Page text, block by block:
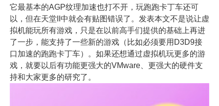
它最基本的AGP纹理加速也打不开，玩跑跑卡丁车还可
以，但在天堂II中就会有贴图错误了。发表本文不是说让虚
拟机能玩所有游戏，只是在以前高手们提供的基础上再进
了一步，能支持了一些新的游戏（比如必须要用D3D9接
口加速的跑跑卡丁车）。如果还想通过虚拟机玩更多的游
戏，就要以后有功能更强大的VMware、更强大的硬件支
持和大家更多的研究了。